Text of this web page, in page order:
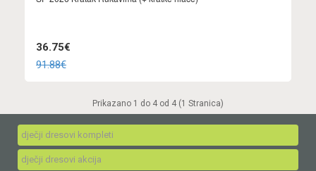
36.75€
91.88€
Prikazano 1 do 4 od 4 (1 Stranica)
dječji dresovi kompleti
dječji dresovi akcija